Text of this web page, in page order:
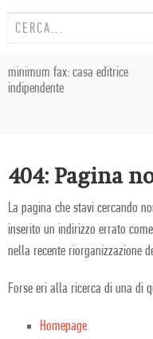
minimum fax: casa editrice
indipendente
404: Pagina
La pagina che stavi cercando
inserito un indirizzo errato
nella recente riorganizzazione
Forse eri alla ricerca di una di
Homepage